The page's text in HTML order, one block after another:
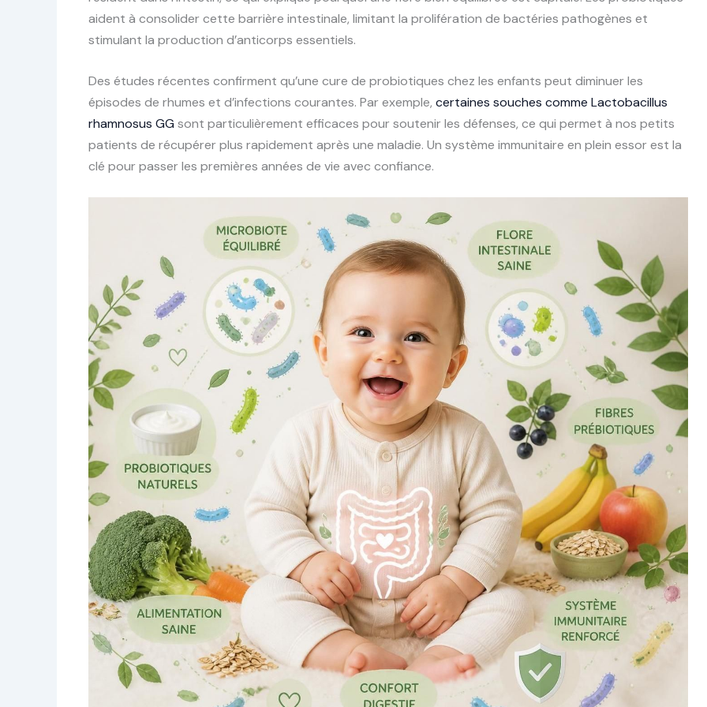
aident à consolider cette barrière intestinale, limitant la prolifération de bactéries pathogènes et
stimulant la production d’anticorps essentiels.
Des études récentes confirment qu’une cure de probiotiques chez les enfants peut diminuer les
épisodes de rhumes et d’infections courantes. Par exemple, certaines souches comme Lactobacillus
rhamnosus GG sont particulièrement efficaces pour soutenir les défenses, ce qui permet à nos petits
patients de récupérer plus rapidement après une maladie. Un système immunitaire en plein essor est la
clé pour passer les premières années de vie avec confiance.